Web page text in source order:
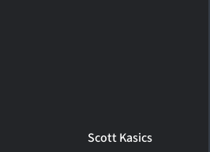
Scott Kasics